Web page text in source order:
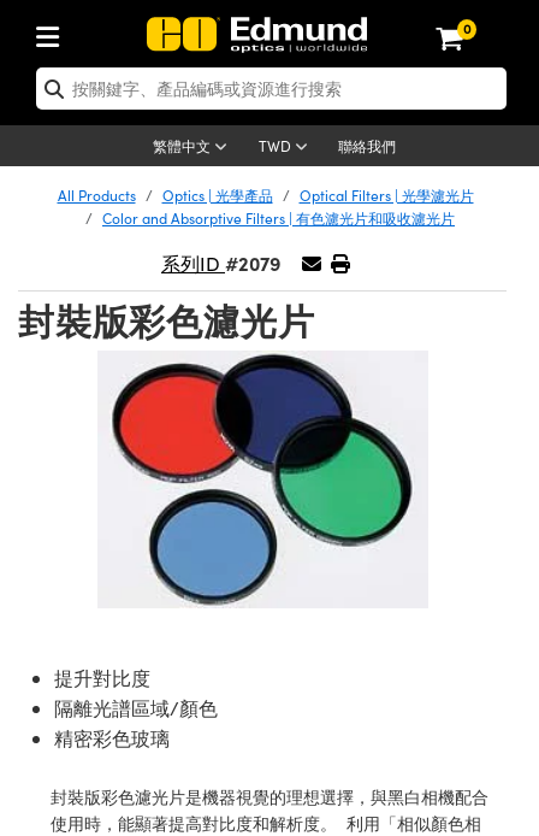
0
繁體中文 TWD 聯絡我們
| 光學產品
| 反射鏡
| 光學濾光片
Optics | 偏振光學元件
| 繞射光柵
| 光學組装
Components | SCHOTT 光
| 紅外線光學產品
| 光纖
| 雷射光學
Optics | 雷射光學
| 雷射透鏡
| 雷射濾光片
| 超快光學
Assemblies | 雷射光學元件組
Shaping | 雷射光束整形
| 雷射分光鏡
Isolators | 晶體和隔離器
| 雷射偏光片
| 雷射稜鏡
| 光機組件
System | 光學籠式系統
| 臺式系統
and Breadboards | 光學平臺
| 電動平臺
and Slides | 平臺和滑塊
| 顯微鏡
| Mitutoyo 物鏡
| Nikon 物鏡
| ZEISS 物鏡
Microscopes
Objectives
Objectives | 有限共軛物鏡
| 反射物鏡
Cameras
Lighting |顯微鏡照明
Filters | 顯微鏡濾光片
| 雷射
and Electronics | 雷射
| 雷射用光機模組
| 雷射配件
| 實驗室和生產線
Lenses | 成像鏡頭
Lenses | 定焦鏡頭
| 遠心鏡頭
Magnification Lenses
Objectives | 顯微鏡物鏡
Lenses for Harsh Environments
and Advanced
| 影視製作和高級攝影
Accessories | 成像鏡頭配件
| 相機
Cameras | Gigabit乙太網相
Cameras | Teledyne Dalsa
Microscopy Cameras
Cameras | Allied Vision 相機
Cameras | IDS 相機
Labs Cameras™ | Lucid Vision
| Pixelink 相機
and Illumination | 照明
Lighting | 機器視覺光源
Lighting |顯微鏡照明
| 雷射光源
| 其他光源
| 光源配件
Targets | 測試板
Targets | 解析度測試板
Targets | 畸變測試版
Level Test Targets | 色卡測試板
| USAF 測試版
and Detection | 測試與監測
| 光學度量
Solutions | 機器視覺方案
and Electronics | 雷射
品
and Roughness Standards | 表
Components | 主動光學元件
and Detection
and Production | 實驗室和生產
| 清潔用品
Handling Tools | 零件夾持用品
| 光學膠
Products | Acktar 黑色吸
| 暗室器材
Accessories | UV固化設備
| 雷射防護
性裝置
應用選購
| 光譜儀
Imaging
Processing
Tomography
By Brand
Products | 新品專區
Lenses
| 清倉品
| 清倉光學產品
| 清倉顯微鏡
Lenses | 清倉成像鏡頭
| 清倉相機
| 清倉照明
and Production | 清倉實驗室
Products | 重新認證產
| 重新認證光學產品
| 重新認證光機
| 重新認證雷射
Lenses | 重新認證成像鏡
| 重新認證相機
| 重新認證照明
and Production | 重新認證實
All Products Optics | 光學產品
Optical Filters | 光學濾光片
Color and Absorptive Filters | 有色濾光片和吸收濾光片
系列ID #2079
封裝版彩色濾光片
提升對比度
隔離光譜區域/顏色
精密彩色玻璃
封裝版彩色濾光片是機器視覺的理想選擇，與黑白相機配合
使用時，能顯著提高對比度和解析度。 利用「相似顏色相